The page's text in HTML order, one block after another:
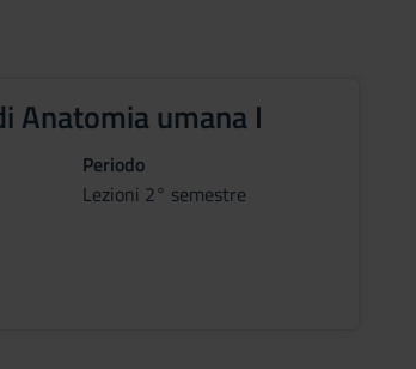
Anatomia umana I
Periodo
Lezioni 2° semestre